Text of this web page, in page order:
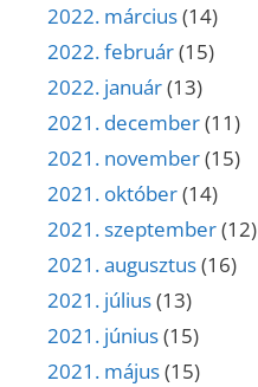
2022. március(14)
2022. február(15)
2022. január(13)
2021. december(11)
2021. november(15)
2021. október(14)
2021. szeptember(12)
2021. augusztus(16)
2021. július(13)
2021. június(15)
2021. május(15)